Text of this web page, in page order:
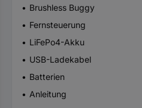
Brushless Buggy
Fernsteuerung
LiFePo4-Akku
USB-Ladekabel
Batterien
Anleitung